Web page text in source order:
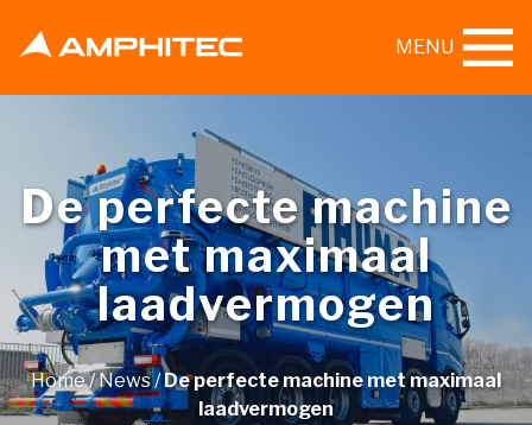
MENU
De perfecte machine
met maximaal
laadvermogen
Home/News/De perfecte machine met maximaal
laadvermogen